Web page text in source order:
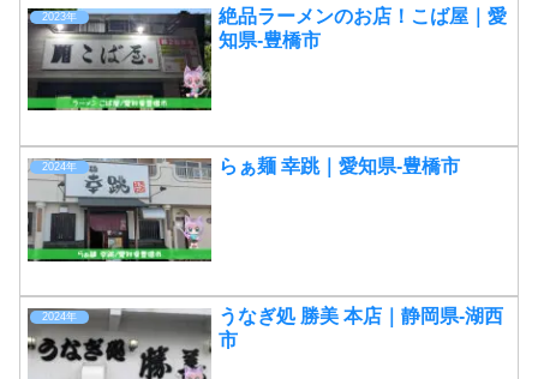
2023年
絶品ラーメンのお店！こば屋｜愛
知県-豊橋市
2024年 らぁ麺 幸跳｜愛知県-豊橋市
2024年
うなぎ処 勝美 本店｜静岡県-湖西
市